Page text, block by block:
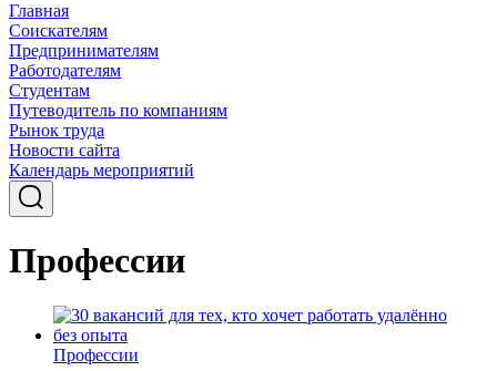
Главная
Соискателям
Предпринимателям
Работодателям
Студентам
Путеводитель по компаниям
Рынок труда
Новости сайта
Календарь мероприятий
Профессии
Профессии